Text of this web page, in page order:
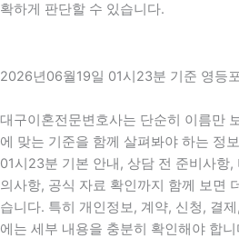
확하게 판단할 수 있습니다.
2026년06월19일 01시23분 기준 영등
대구이혼전문변호사는 단순히 이름만
에 맞는 기준을 함께 살펴봐야 하는 정
01시23분 기본 안내, 상담 전 준비사항
의사항, 공식 자료 확인까지 함께 보면
습니다. 특히 개인정보, 계약, 신청, 결
에는 세부 내용을 충분히 확인해야 합니